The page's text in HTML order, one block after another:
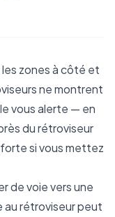
les zones à côté et
ne montrent
vous alerte — en
du rétroviseur
si vous mettez
de voie vers une
au rétroviseur peut